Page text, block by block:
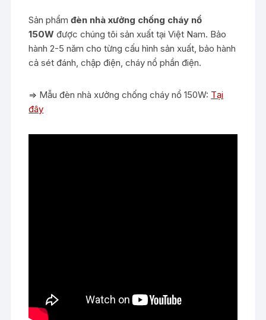
Sản phẩmđèn nhà xưởng chống cháy nổ
150W được chúng tôi sản xuất tại Việt Nam. Bảo
hành 2-5 năm cho từng cấu hình sản xuất, bảo hành
cả sét đánh, chập điện, cháy nổ phần điện.
=> Mẫu đèn nhà xưởng chống cháy nổ 150W: Tại
đây